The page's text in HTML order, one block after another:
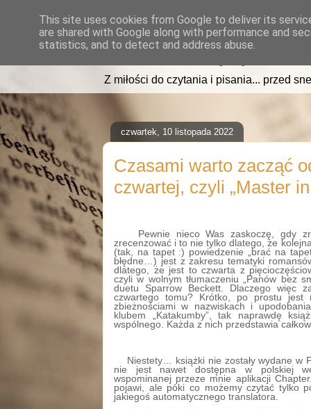
read2sleep.pl
Z miłości do czytania i pisania... przed
czwartek, 10 listopada 2022
Czasami warto zacząć
czwartej, czyli „Master
Pewnie nieco Was zaskoczę, gdy
zrecenzować i to nie tylko dlatego, że
(tak, na tapet :) powiedzenie „brać na
błędne…) jest z zakresu tematyki
dlatego, że jest to czwarta z
czyli w wolnym tłumaczeniu „Panów bez
duetu Sparrow Beckett. Dlaczego więc
czwartego tomu? Krótko, po prostu jest
zbieżnościami w nazwiskach i
klubem „Katakumby”, tak naprawdę
wspólnego. Każda z nich przedstawia
Niestety… książki nie zostały wydane w
nie jest nawet dostępna w polskiej
wspominanej przeze mnie aplikacji
pojawi, ale póki co możemy czytać tylko
jakiegoś automatycznego translatora.
This site uses cookies from Google to deliver its
are shared with Google along with performance and
statistics, and to detect and address abuse.